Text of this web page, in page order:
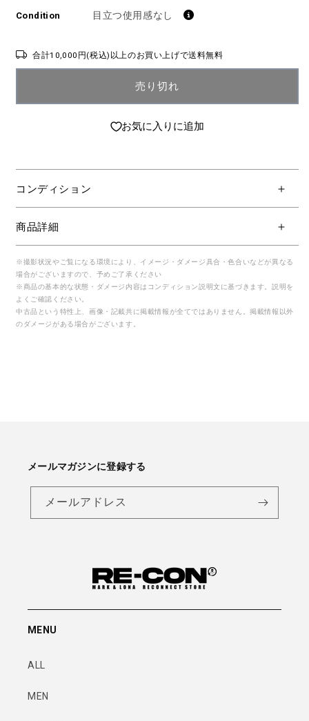
Condition 目立つ使用感なし
合計10,000円(税込)以上のお買い上げで送料無料
売り切れ
お気に入りに追加
コンディション
商品詳細
※撮影状況やご覧になる環境により、イメージ・ダメージ具合・色合いなどが異なる
場合がございますので、予めご了承ください
※商品の基本的な状態・ダメージ内容はコンディション説明文に基づきます。説明を
よくご確認ください。
中古品という特性上、画像・記載共に掲載情報が全てではありません。掲載情報以外
のダメージがある場合がございます。
メールマガジンに登録する
メールアドレス
MENU
ALL
MEN